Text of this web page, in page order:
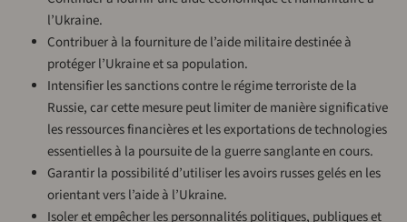
l’Ukraine.
Contribuer à la fourniture de l’aide militaire destinée à
protéger l’Ukraine et sa population.
Intensifier les sanctions contre le régime terroriste de la
Russie, car cette mesure peut limiter de manière significative
les ressources financières et les exportations de technologies
essentielles à la poursuite de la guerre sanglante en cours.
Garantir la possibilité d’utiliser les avoirs russes gelés en les
orientant vers l’aide à l’Ukraine.
Isoler et empêcher les personnalités politiques, publiques et